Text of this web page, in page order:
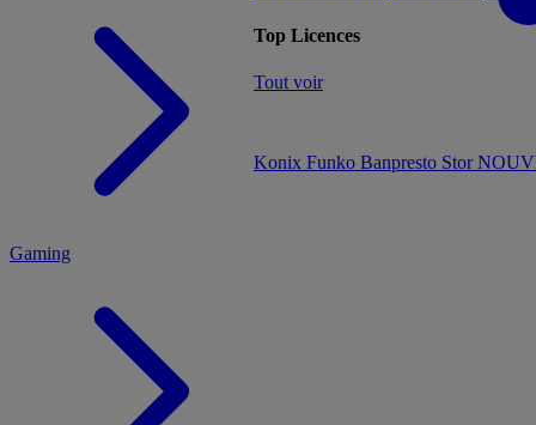
Konix Funko Banpresto Stor
Gaming
Top Licences
Tout voir